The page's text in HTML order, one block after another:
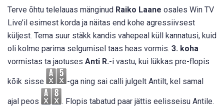
Terve õhtu telelauas mänginud Raiko Laane osales Win TV
Live’il esimest korda ja näitas end kohe agressiivsest
küljest. Tema suur stäkk kandis vahepeal küll kannatusi, kuid
oli kolme parima selgumisel taas heas vormis. 3. koha
vormistas ta jaotuses Anti R.-i vastu, kui lükkas pre-flopis
kõik sisse -ga ning sai calli julgelt Antilt, kel samal
ajal peos . Flopis tabatud paar jättis eelisseisu Antile.